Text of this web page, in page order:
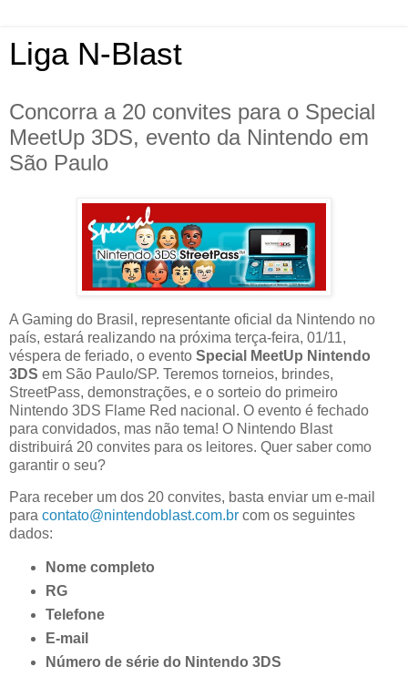
Liga N-Blast
Concorra a 20 convites para o Special
MeetUp 3DS, evento da Nintendo em
São Paulo
A Gaming do Brasil, representante oficial da Nintendo no
país, estará realizando na próxima terça-feira, 01/11,
véspera de feriado, o evento Special MeetUp Nintendo
3DS em São Paulo/SP. Teremos torneios, brindes,
StreetPass, demonstrações, e o sorteio do primeiro
Nintendo 3DS Flame Red nacional. O evento é fechado
para convidados, mas não tema! O Nintendo Blast
distribuirá 20 convites para os leitores. Quer saber como
garantir o seu?
Para receber um dos 20 convites, basta enviar um e-mail
para contato@nintendoblast.com.br com os seguintes
dados:
Nome completo
RG
Telefone
E-mail
Número de série do Nintendo 3DS